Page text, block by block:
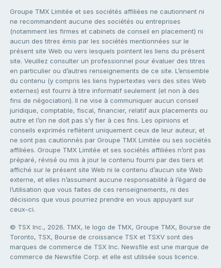
Groupe TMX Limitée et ses sociétés affiliées ne cautionnent ni
ne recommandent aucune des sociétés ou entreprises
(notamment les firmes et cabinets de conseil en placement) ni
aucun des titres émis par les sociétés mentionnées sur le
présent site Web ou vers lesquels pointent les liens du présent
site. Veuillez consulter un professionnel pour évaluer des titres
en particulier ou d’autres renseignements de ce site. L’ensemble
du contenu (y compris les liens hypertextes vers des sites Web
externes) est fourni à titre informatif seulement (et non à des
fins de négociation). Il ne vise à communiquer aucun conseil
juridique, comptable, fiscal, financier, relatif aux placements ou
autre et l’on ne doit pas s’y fier à ces fins. Les opinions et
conseils exprimés reflètent uniquement ceux de leur auteur, et
ne sont pas cautionnés par Groupe TMX Limitée ou ses sociétés
affiliées. Groupe TMX Limitée et ses sociétés affiliées n’ont pas
préparé, révisé ou mis à jour le contenu fourni par des tiers et
affiché sur le présent site Web ni le contenu d’aucun site Web
externe, et elles n’assument aucune responsabilité à l’égard de
l’utilisation que vous faites de ces renseignements, ni des
décisions que vous pourriez prendre en vous appuyant sur
ceux-ci.
© TSX Inc., 2026. TMX, le logo de TMX, Groupe TMX, Bourse de
Toronto, TSX, Bourse de croissance TSX et TSXV sont des
marques de commerce de TSX Inc. Newsfile est une marque de
commerce de Newsfile Corp. et elle est utilisée sous licence.